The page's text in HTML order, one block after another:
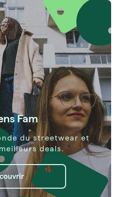
Fam
du streetwear et
deals.